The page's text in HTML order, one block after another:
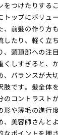
をつけたりする
トップにボリュ
、前髪の作り方
したり、軽く立
、頭頂部への注
くしすぎると、
、バランスが大
肢です。髪全体
のコントラスト
形や薄毛の進行
、美容師さんと